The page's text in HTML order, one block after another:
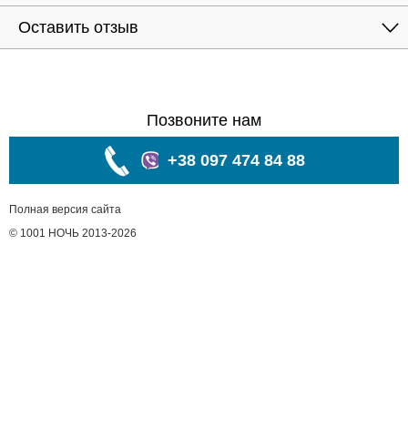
Оставить отзыв
Позвоните нам
+38 097 474 84 88
Полная версия сайта
© 1001 НОЧЬ 2013-2026